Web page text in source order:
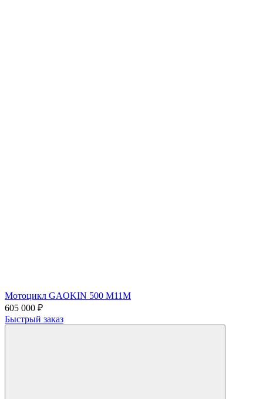
Мотоцикл GAOKIN 500 M11M
605 000 ₽
Быстрый заказ